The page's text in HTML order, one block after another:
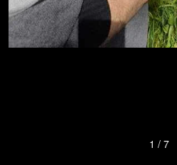
1 / 7